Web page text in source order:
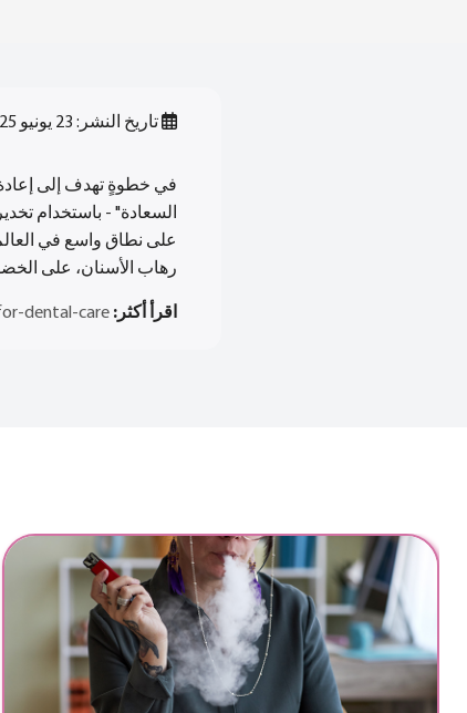
تاريخ النشر: 23 يونيو 2025
في خطوةٍ تهدف إلى
السعادة" - باستخدام
على نطاق واسع في
رهاب الأسنان، على
اقرأ أكثر: dental-care